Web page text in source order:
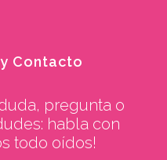
Contacto
pregunta o
habla con
todo oídos!